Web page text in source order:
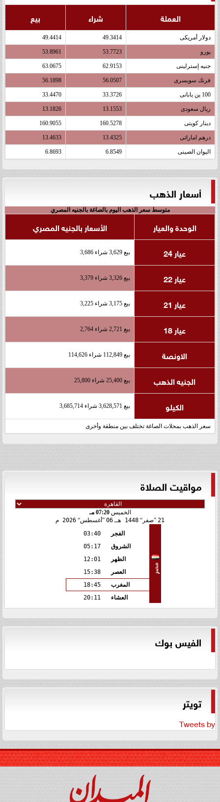
العملة شراء بيع
دولار أمريكى 49.3414
49.4414
يورو 53.7723
53.8961
جنيه إسترلينى 62.9153
63.0675
فرنك سويسرى 56.0507
56.1898
100 ين يابانى 33.3726
33.4470
ريال سعودى 13.1553
13.1826
دينار كويتى 160.5278
160.9055
درهم اماراتى 13.4325
13.4633
اليوان الصينى 6.8549
6.8693
أسعار الذهب
متوسط سعر الذهب اليوم بالصاغة بالجنيه المصري
الوحدة والعيار
الأسعار بالجنيه المصري
عيار 24
بيع 3,629 شراء 3,686
عيار 22 بيع 3,326 شراء 3,379
عيار 21 بيع 3,175 شراء 3,225
عيار 18 بيع 2,721 شراء 2,764
الاونصة بيع 112,849 شراء 114,626
الجنيه الذهب بيع 25,400 شراء 25,800
الكيلو بيع 3,628,571 شراء 3,685,714
سعر الذهب بمحلات الصاغة تختلف بين منطقة وأخرى
مواقيت الصلاة
الخميس07:20 مـ
21 صفر 1448 هـ 06 أغسطس 2026 م
مصر
الفجر
03:40
الشروق
05:17
الظهر
12:01
العصر
15:38
المغرب
18:45
العشاء
20:11
الفيس بوك
تويتر
Tweets by